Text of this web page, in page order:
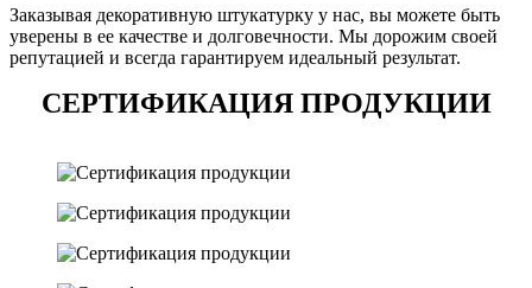
Заказывая декоративную штукатурку у нас, вы можете быть
уверены в ее качестве и долговечности. Мы дорожим своей
репутацией и всегда гарантируем идеальный результат.
СЕРТИФИКАЦИЯ ПРОДУКЦИИ